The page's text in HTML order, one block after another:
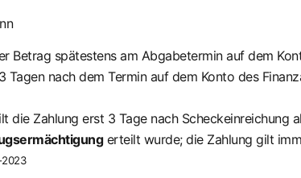
Betrag spätestens am Abgabetermin auf dem
Tagen nach dem Termin auf dem Konto des
die Zahlung erst 3 Tage nach
erteilt wurde; die Zahlung gilt